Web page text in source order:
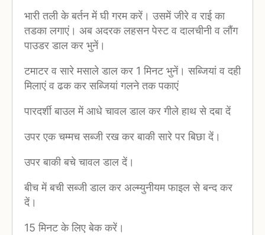
भारी तली के बर्तन में घी गरम करें। उसमें जीरे व राई का
तडका लगाएं। अब अदरक लहसन पेस्ट व दालचीनी व लौंग
पाउडर डाल कर भुनें।
टमाटर व सारे मसाले डाल कर 1 मिनट भुनें। सब्जियां व दही
मिलाएं व ढक कर सब्जियां गलने तक पकाएं
पारदर्शी बाउल में आधे चावल डाल कर गीले हाथ से दबा दें
उपर एक चम्मच सब्जी रख कर बाकी सारे पर बिछा दें।
उपर बाकी बचे चावल डाल दें।
बीच में बची सब्जी डाल कर अल्म्युनीयम फाइल से बन्द कर
दें।
15 मिनट के लिए बेक करें।